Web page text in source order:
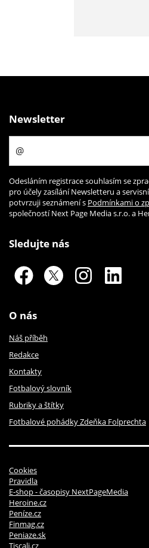
Newsletter
Odesláním registrace souhlasím se
pro účely zasílání Newsletteru a
potvrzuji seznámení s Podmínkami o
společností Next Page Media s.r.o. a
Sledujte nás
O nás
Náš příběh
Redakce
Kontakty
Fotbalový slovník
Rubriky a štítky
Fotbalové pohádky Zdeňka Folprechta
Cookies
Pravidla
E-shop - časopisy NextPageMedia
Heroine.cz
Peníze.cz
Finmag.cz
Peniaze.sk
Tiscali.cz